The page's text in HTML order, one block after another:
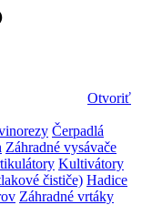
Otvoriť
Čerpadlá
Záhradné vysávače
Kultivátory
čističe) Hadice
Záhradné vrtáky